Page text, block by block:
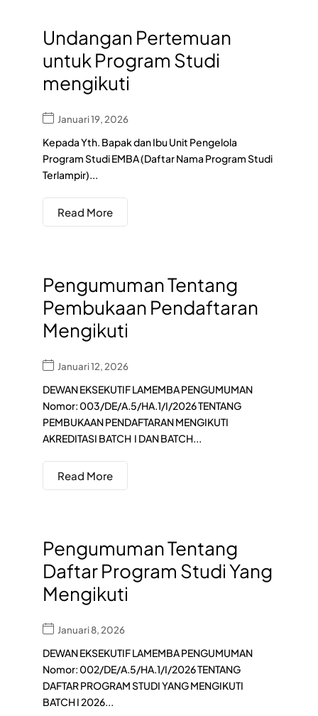
Undangan Pertemuan
untuk Program Studi
mengikuti
Januari 19, 2026
Kepada Yth. Bapak dan Ibu Unit Pengelola
Program Studi EMBA (Daftar Nama Program Studi
Terlampir)...
Read More
Pengumuman Tentang
Pembukaan Pendaftaran
Mengikuti
Januari 12, 2026
DEWAN EKSEKUTIF LAMEMBA PENGUMUMAN
Nomor: 003/DE/A.5/HA.1/I/2026 TENTANG
PEMBUKAAN PENDAFTARAN MENGIKUTI
AKREDITASI BATCH I DAN BATCH...
Read More
Pengumuman Tentang
Daftar Program Studi Yang
Mengikuti
Januari 8, 2026
DEWAN EKSEKUTIF LAMEMBA PENGUMUMAN
Nomor: 002/DE/A.5/HA.1/I/2026 TENTANG
DAFTAR PROGRAM STUDI YANG MENGIKUTI
BATCH I 2026...